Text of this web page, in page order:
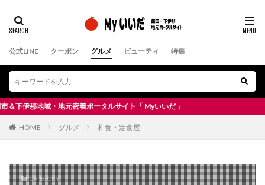
公式LINE クーポン グルメ ビューティ 特集
伊那地域・地元密着ポータルサイト「 Myいいだ 」
HOME グルメ 和食・定食屋
CATEGORY